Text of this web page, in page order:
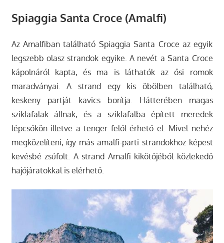
Spiaggia Santa Croce (Amalfi)
Az Amalfiban található Spiaggia Santa Croce az egyik
legszebb olasz strandok egyike. A nevét a Santa Croce
kápolnáról kapta, és ma is láthatók az ősi romok
maradványai. A strand egy kis öbölben található,
keskeny partját kavics borítja. Hátterében magas
sziklafalak állnak, és a sziklafalba épített meredek
lépcsőkön illetve a tenger felől érhető el. Mivel nehéz
megközelíteni, így más amalfi-parti strandokhoz képest
kevésbé zsúfolt. A strand Amalfi kikötőjéből közlekedő
hajójáratokkal is elérhető.